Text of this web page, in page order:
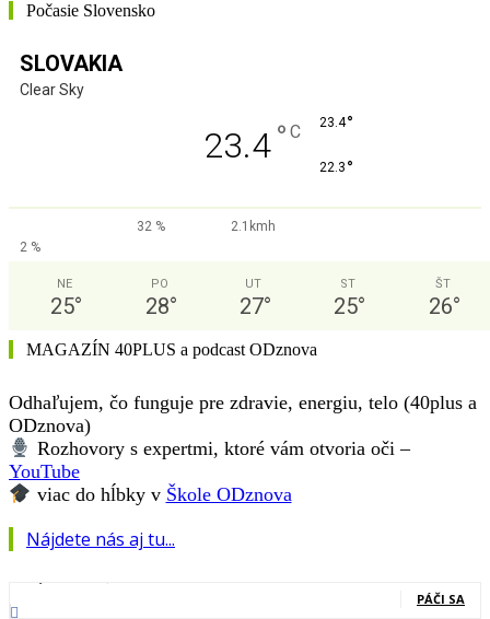
Počasie Slovensko
SLOVAKIA
Clear Sky
23.4° C 23.4°
22.3 °
32 %
2.1kmh
2 %
NE
25°
PO
28°
UT
27°
ST
25°
ŠT
26°
MAGAZÍN 40PLUS a podcast ODznova
Odhaľujem, čo funguje pre zdravie, energiu, telo (40plus a
ODznova)
Rozhovory s expertmi, ktoré vám otvoria oči –
YouTube
viac do hĺbky v Škole ODznova
Nájdete nás aj tu...
PÁČI SA